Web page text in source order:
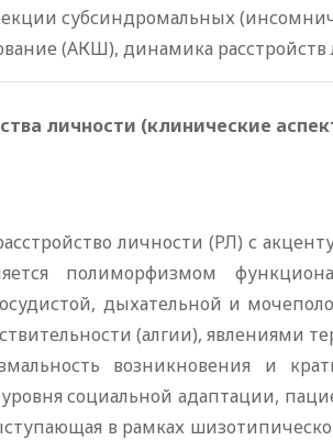
субсиндромальных
(АКШ), динамика
личности (клинические
личности (РЛ) с
полиморфизмом
дыхательной и
(алгии), явлениями
возникновения и
социальной адаптации,
в рамках